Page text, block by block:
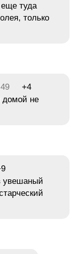
туда
только
+4
домой не
увешаный